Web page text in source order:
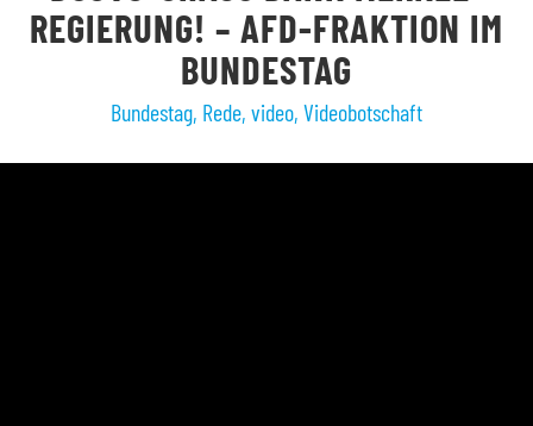
LANDESGRUPPEN
VERANSTALTUNGEN
PRESSE
REGIERUNG! – AFD-FRAKTION IM
BUNDESTAG
Bundestag, Rede, video, Videobotschaft